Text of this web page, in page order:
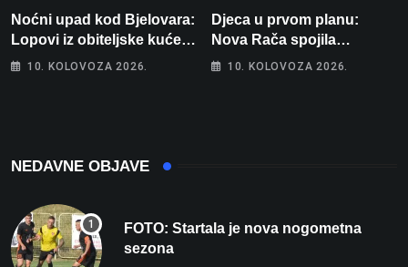
Noćni upad kod Bjelovara:
Lopovi iz obiteljske kuće
odnijeli novac i zlato
10. KOLOVOZA 2026.
Djeca u prvom planu:
Nova Rača spojila
nogomet, programiranje,
10. KOLOVOZA 2026.
NEDAVNE OBJAVE
FOTO: Startala je nova nogometna
sezona